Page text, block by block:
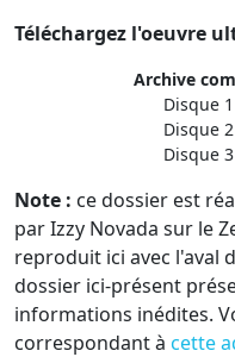
Téléchargez l'oeuvre
Archive
Disque
Disque
Disque
Note : ce dossier est
par Izzy Novada sur le
reproduit ici avec l'aval
dossier ici-présent
informations inédites.
correspondant à cette